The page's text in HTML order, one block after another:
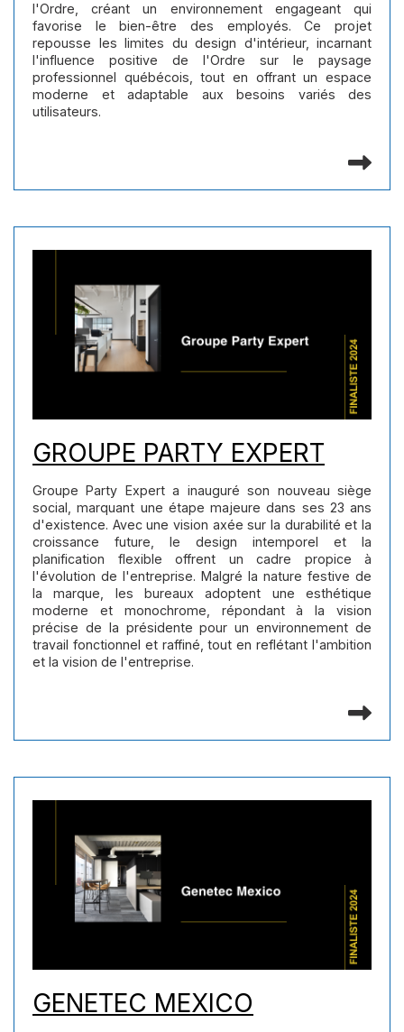
l'Ordre, créant un environnement engageant qui
favorise le bien-être des employés. Ce projet
repousse les limites du design d'intérieur, incarnant
l'influence positive de l'Ordre sur le paysage
professionnel québécois, tout en offrant un espace
moderne et adaptable aux besoins variés des
utilisateurs.
GROUPE PARTY EXPERT
Groupe Party Expert a inauguré son nouveau siège
social, marquant une étape majeure dans ses 23 ans
d'existence. Avec une vision axée sur la durabilité et la
croissance future, le design intemporel et la
planification flexible offrent un cadre propice à
l'évolution de l'entreprise. Malgré la nature festive de
la marque, les bureaux adoptent une esthétique
moderne et monochrome, répondant à la vision
précise de la présidente pour un environnement de
travail fonctionnel et raffiné, tout en reflétant l'ambition
et la vision de l'entreprise.
GENETEC MEXICO